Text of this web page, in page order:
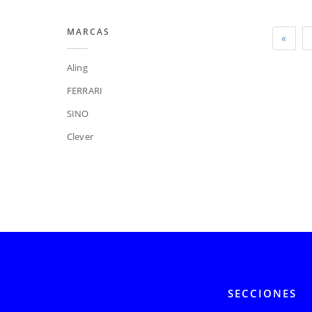
MARCAS
Aling
FERRARI
SINO
Clever
«
SECCIONES